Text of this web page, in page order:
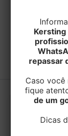
repassar
Caso você
fique
de um
Dicas